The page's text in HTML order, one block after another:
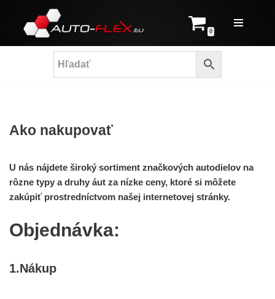
Prejsť
na
0
Ako nakupovať
U nás nájdete široký sortiment značkových autodielov na
rôzne typy a druhy áut za nízke ceny, ktoré si môžete
zakúpiť prostredníctvom našej internetovej stránky.
Objednávka:
1.Nákup